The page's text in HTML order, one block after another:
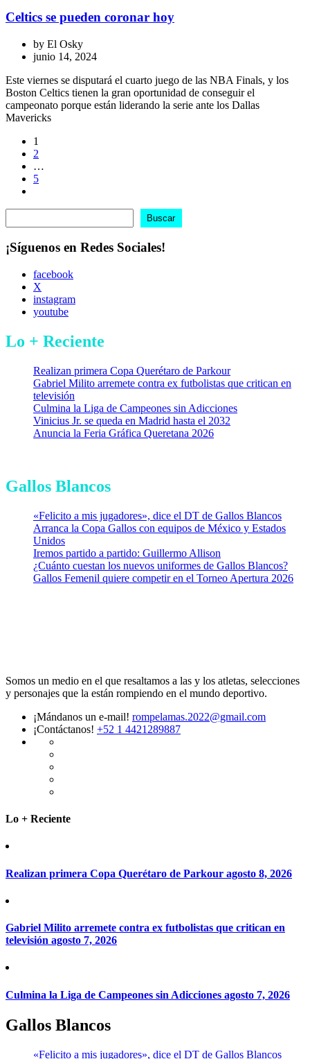
Celtics se pueden coronar hoy
by El Osky
junio 14, 2024
Este viernes se disputará el cuarto juego de las NBA Finals, y los
Boston Celtics tienen la gran oportunidad de conseguir el
campeonato porque están liderando la serie ante los Dallas
Mavericks
1
2
…
5
Buscar
¡Síguenos en Redes Sociales!
facebook
X
instagram
youtube
Lo + Reciente
Realizan primera Copa Querétaro de Parkour
Gabriel Milito arremete contra ex futbolistas que critican en
televisión
Culmina la Liga de Campeones sin Adicciones
Vinicius Jr. se queda en Madrid hasta el 2032
Anuncia la Feria Gráfica Queretana 2026
Gallos Blancos
«Felicito a mis jugadores», dice el DT de Gallos Blancos
Arranca la Copa Gallos con equipos de México y Estados
Unidos
Iremos partido a partido: Guillermo Allison
¿Cuánto cuestan los nuevos uniformes de Gallos Blancos?
Gallos Femenil quiere competir en el Torneo Apertura 2026
Somos un medio en el que resaltamos a las y los atletas, selecciones
y personajes que la están rompiendo en el mundo deportivo.
¡Mándanos un e-mail! rompelamas.2022@gmail.com
¡Contáctanos! +52 1 4421289887
Lo + Reciente
Realizan primera Copa Querétaro de Parkour agosto 8, 2026
Gabriel Milito arremete contra ex futbolistas que critican en
televisión agosto 7, 2026
Culmina la Liga de Campeones sin Adicciones agosto 7, 2026
Gallos Blancos
«Felicito a mis jugadores», dice el DT de Gallos Blancos